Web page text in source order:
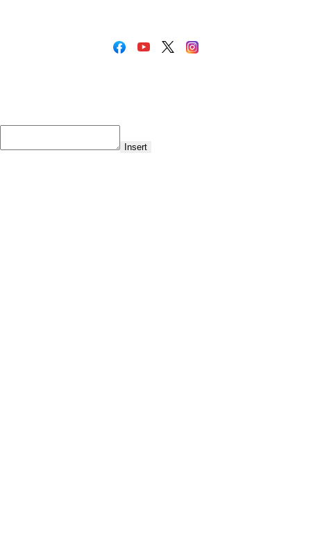
Insert